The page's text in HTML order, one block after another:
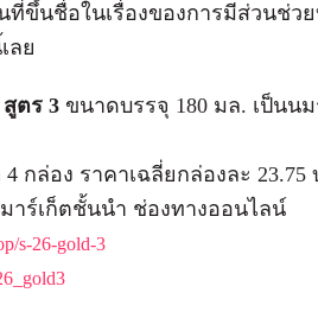
ขึ้นชื่อในเรื่องของการมีส่วนช่ว
ลย
สูตร 3 ขนาดบรรจุ 180 มล. เป็น
กล่อง ราคาเฉลี่ยกล่องละ 23.75
าร์เก็ตชั้นนำ ช่องทางออนไลน์
s-26-gold-3